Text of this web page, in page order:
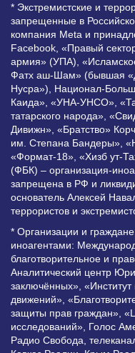
* Экстремистские и
запрещенные в
компания Meta и
Facebook, «Правый
армия» (УПА),
Фатх аш-Шам» (бывшая
Нусра»), Национал-
Каида», «УНА-УНСО»,
татарского народа»,
Дивижн», «Братство»
им. Степана Бандеры»,
«Формат-18», «Хизб ут-
(ФБК) – организация-
запрещена в РФ и
основатель Алексей
террористов и
* Организации и
иноагентами:
благотворительное и
Аналитический центр
заключённых»,
движений»,
защиты прав граждан»,
исследований», Голос
Радио Свобода,